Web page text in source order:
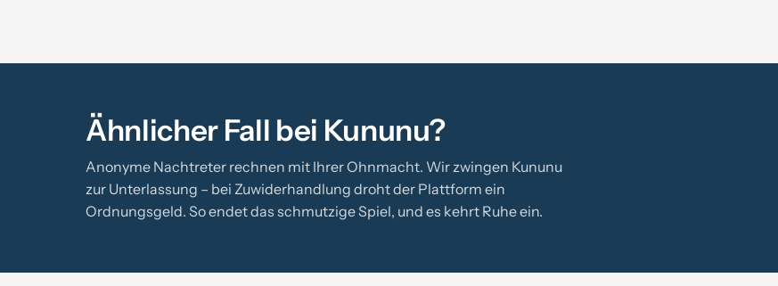
Ähnlicher Fall bei Kununu?
Anonyme Nachtreter rechnen mit Ihrer Ohnmacht. Wir zwingen Kununu
zur Unterlassung – bei Zuwiderhandlung droht der Plattform ein
Ordnungsgeld. So endet das schmutzige Spiel, und es kehrt Ruhe ein.